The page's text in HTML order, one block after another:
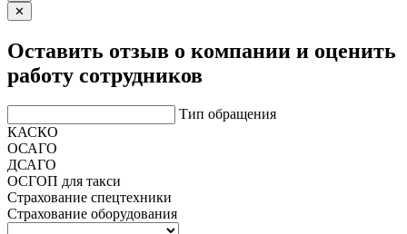
✕
Оставить отзыв о компании и оценить
работу сотрудников
Тип обращения
КАСКО
ОСАГО
ДСАГО
ОСГОП для такси
Страхование спецтехники
Страхование оборудования